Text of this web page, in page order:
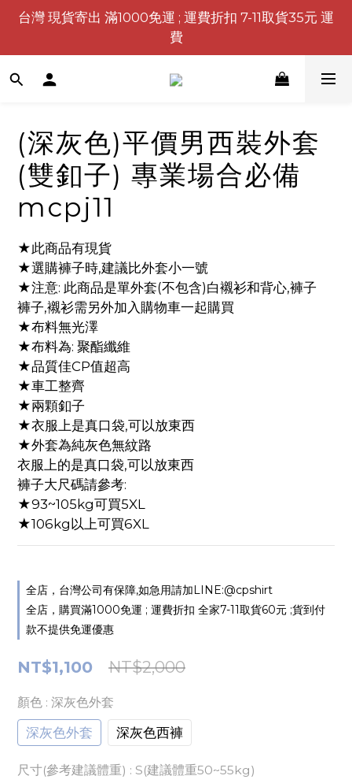
台灣 現貨寄出 滿1000免運 ; 運費折扣 7-11取貨35元 運
費
(深灰色)平價男西裝外套
(雙釦子) 專業場合必備
mcpj11
★此商品有現貨
★選購褲子時,建議比外套小一號
★注意: 此商品是單外套(不包含)白襯衫和背心,褲子
褲子,襯衫需另外加入購物車一起購買
★布料無光澤
★布料為: 聚酯纖維
★品質佳CP值超高
★車工整齊
★兩顆釦子
★衣服上是真口袋,可以放東西
★外套為純灰色無紋路
衣服上的是真口袋,可以放東西
褲子大尺碼請參考:
★93~105kg可買5XL
★106kg以上可買6XL
全店，台灣公司有保障,如急用請加LINE:@cpshirt
全店，購買滿1000免運 ; 運費折扣 全家7-11取貨60元 ;貨到付
款不提供免運優惠
NT$2,000
NT$1,100
顏色 : 深灰色外套
深灰色外套 深灰色西褲
尺寸(參考建議體重) : S(建議體重50~55kg)